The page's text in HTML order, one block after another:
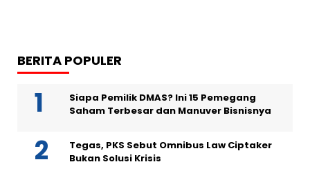
BERITA POPULER
Siapa Pemilik DMAS? Ini 15 Pemegang
Saham Terbesar dan Manuver Bisnisnya
Tegas, PKS Sebut Omnibus Law Ciptaker
Bukan Solusi Krisis